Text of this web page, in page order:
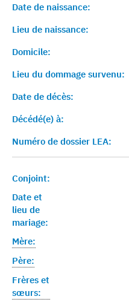
Date de naissance:
Lieu de naissance:
Domicile:
Lieu du dommage survenu:
Date de décès:
Décédé(e) à:
Numéro de dossier LEA:
Conjoint:
Date et
lieu de
mariage:
Mère:
Père:
Frères et
sœurs: